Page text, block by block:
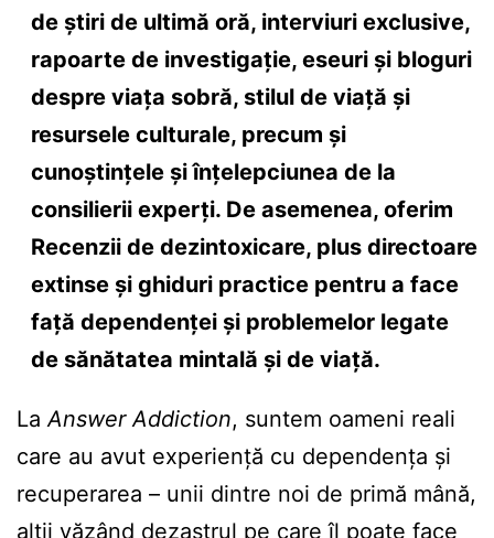
de știri de ultimă oră, interviuri exclusive,
rapoarte de investigație, eseuri și bloguri
despre viața sobră, stilul de viață și
resursele culturale, precum și
cunoștințele și înțelepciunea de la
consilierii experți. De asemenea, oferim
Recenzii de dezintoxicare, plus directoare
extinse și ghiduri practice pentru a face
față dependenței și problemelor legate
de sănătatea mintală și de viață.
LaAnswer Addiction, suntem oameni reali
care au avut experiență cu dependența și
recuperarea – unii dintre noi de primă mână,
alții văzând dezastrul pe care îl poate face